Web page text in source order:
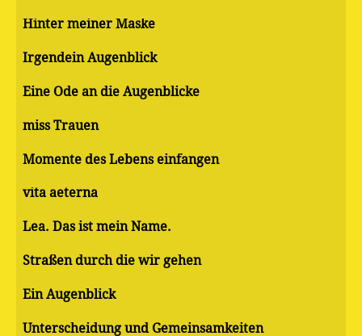
Hinter meiner Maske
Irgendein Augenblick
Eine Ode an die Augenblicke
miss Trauen
Momente des Lebens einfangen
vita aeterna
Lea. Das ist mein Name.
Straßen durch die wir gehen
Ein Augenblick
Unterscheidung und Gemeinsamkeiten